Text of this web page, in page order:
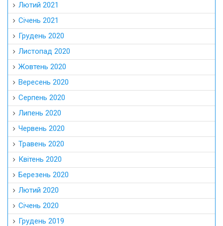
Лютий 2021
Січень 2021
Грудень 2020
Листопад 2020
Жовтень 2020
Вересень 2020
Серпень 2020
Липень 2020
Червень 2020
Травень 2020
Квітень 2020
Березень 2020
Лютий 2020
Січень 2020
Грудень 2019